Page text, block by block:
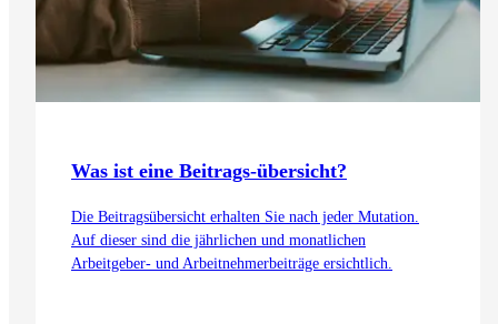
Was ist eine Beitrags-übersicht?
Die Beitragsübersicht erhalten Sie nach jeder Mutation.
Auf dieser sind die jährlichen und monatlichen
Arbeitgeber- und Arbeitnehmerbeiträge ersichtlich.